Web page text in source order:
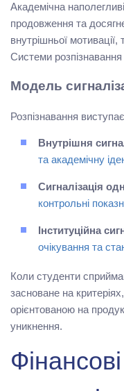
Академічна
продовження та
внутрішньої мотивації,
Системи
Модель
Розпізнавання
Внутрішня
та академічну
Сигналізація
контрольні
Інституційна
очікування та
Коли студенти
засноване на
орієнтованою на
уникнення.